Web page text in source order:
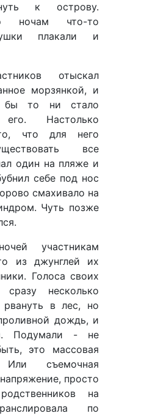
к острову.
ночам что-то
плакали и
отыскал
морзянкой, и
то ни стало
его. Настолько
что для него
все
один на пляже и
себе под нос
смахивало на
Чуть позже
участникам
из джунглей их
Голоса своих
несколько
рвануть в лес, но
дождь, и
Подумали - не
это массовая
Или съемочная
просто
на
по